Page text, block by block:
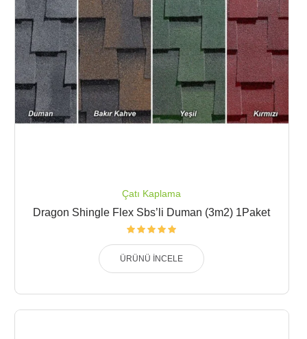
Çatı Kaplama
Dragon Shingle Flex Sbs’li Duman (3m2) 1Paket
ÜRÜNÜ İNCELE